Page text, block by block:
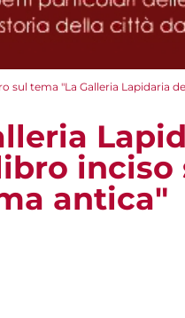
sul tema "La Galleria Lapidaria
inciso
antica"